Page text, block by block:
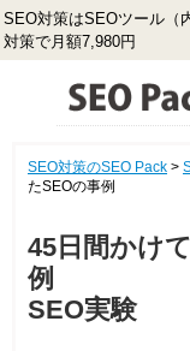
SEO対策はSEOツール（
対策で月額7,980円
SEO対策のSEO Pack >
たSEOの事例
45日間かけ
例
SEO実験